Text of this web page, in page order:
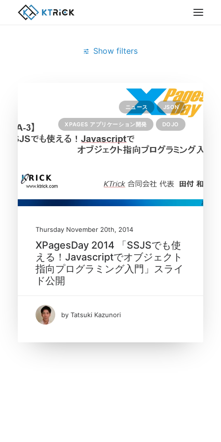
Show filters
ニュース JSON
XPAGES アプリケーション開発 DOJO
Thursday November 20th, 2014
XPagesDay 2014 「SSJSでも使
える！Javascriptでオブジェクト
指向プログラミング入門」スライ
ド公開
by Tatsuki Kazunori